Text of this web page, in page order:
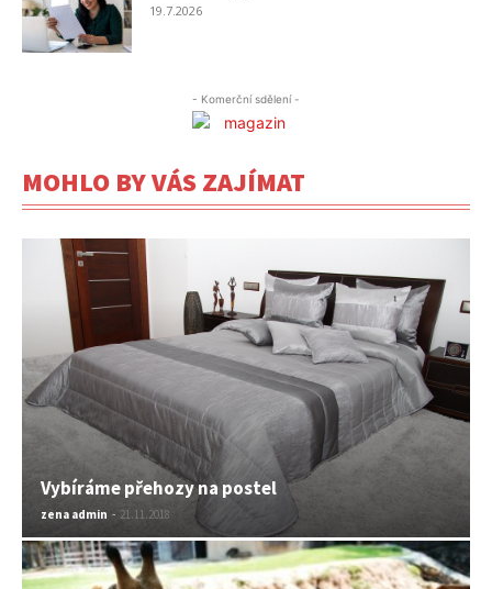
19.7.2026
- Komerční sdělení -
MOHLO BY VÁS ZAJÍMAT
Vybíráme přehozy na postel
zena admin - 21.11.2018